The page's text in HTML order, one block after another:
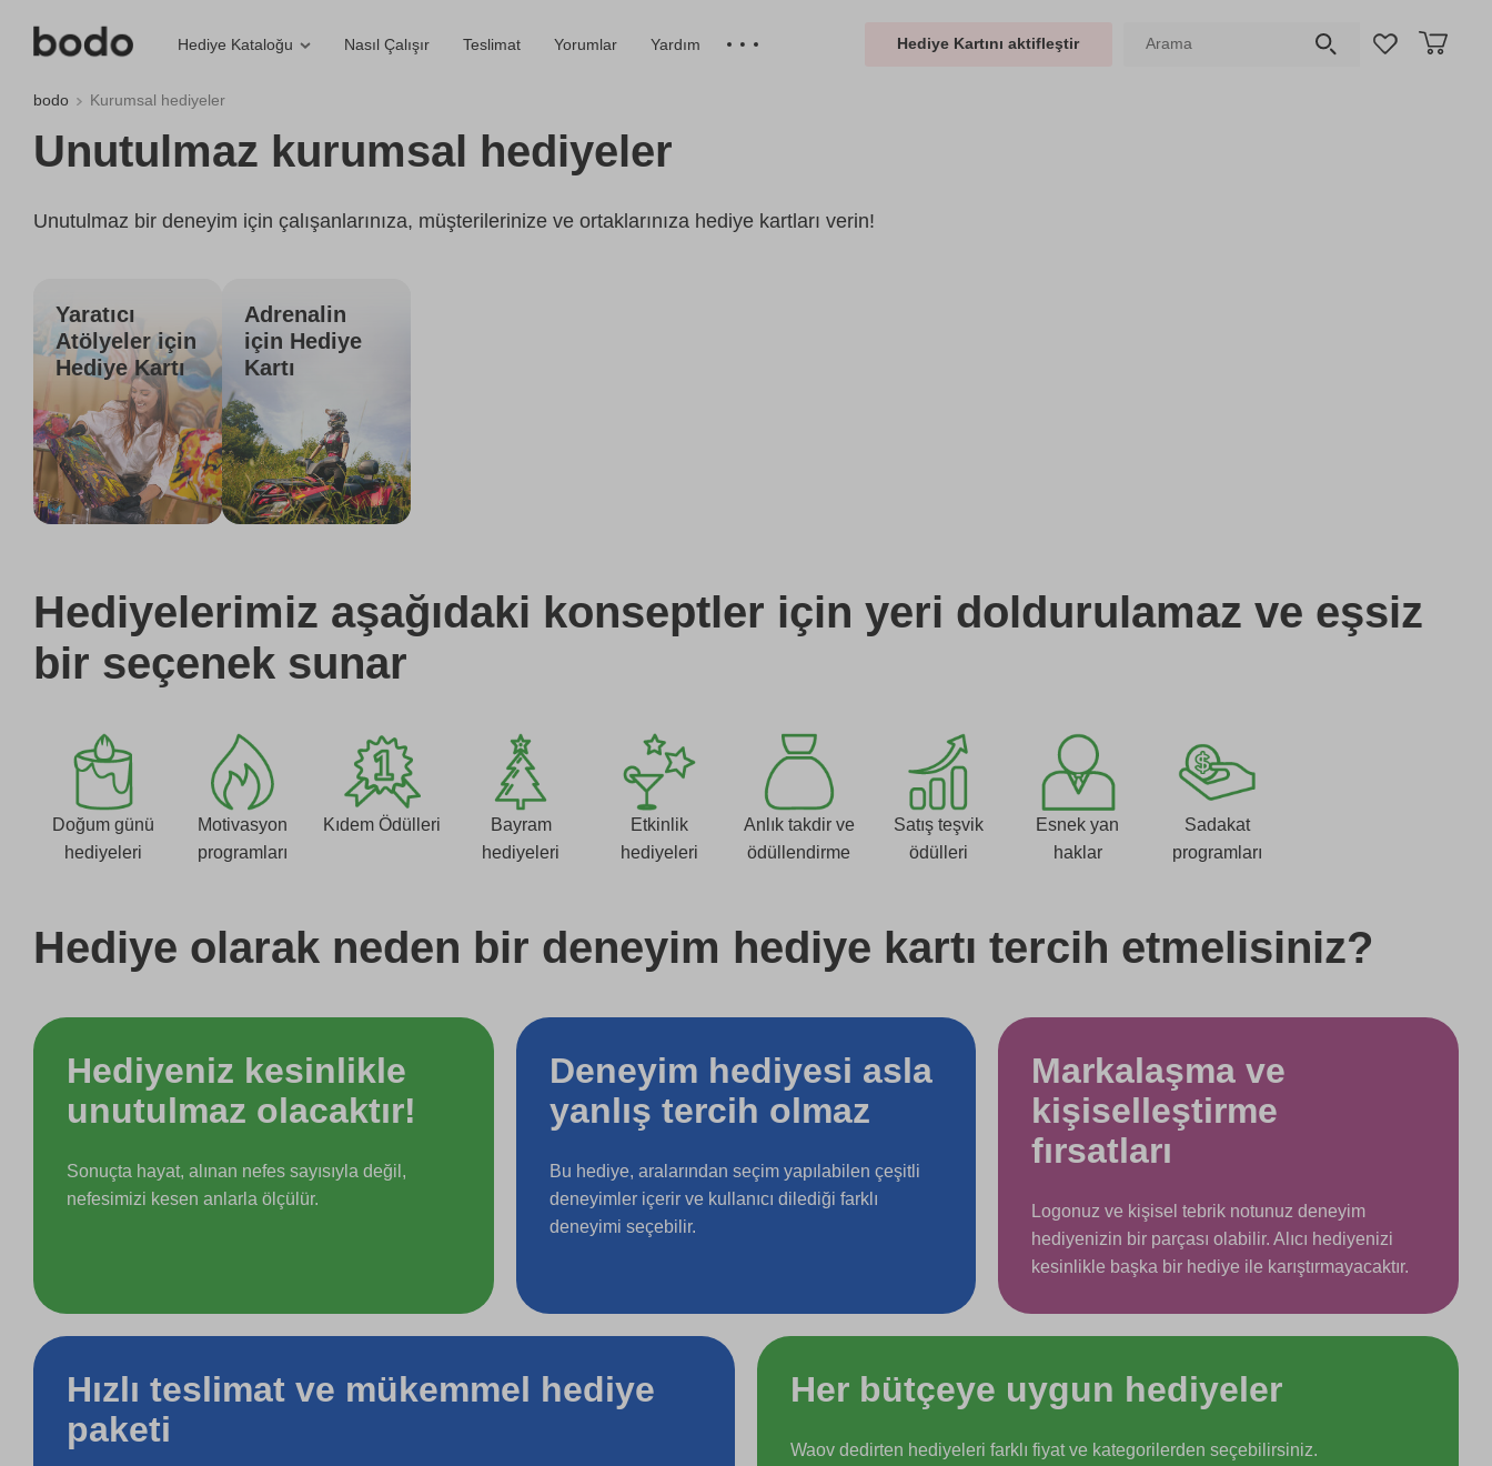
Hediye Kataloğu Nasıl Çalışır Teslimat Yorumlar Yardım Hediye Kartını aktifleştir
bodo Kurumsal hediyeler
Unutulmaz kurumsal hediyeler
Unutulmaz bir deneyim için çalışanlarınıza, müşterilerinize ve ortaklarınıza hediye kartları verin!
Yaratıcı
Atölyeler için
Hediye Kartı
Adrenalin
için Hediye
Kartı
Hediyelerimiz aşağıdaki konseptler için yeri doldurulamaz ve eşsiz
bir seçenek sunar
Doğum günü
hediyeleri
Motivasyon
programları
Kıdem Ödülleri
Bayram
hediyeleri
Etkinlik
hediyeleri
Anlık takdir ve
ödüllendirme
Satış teşvik
ödülleri
Esnek yan
haklar
Sadakat
programları
Hediye olarak neden bir deneyim hediye kartı tercih etmelisiniz?
Hediyeniz kesinlikle
unutulmaz olacaktır!
Sonuçta hayat, alınan nefes sayısıyla değil,
nefesimizi kesen anlarla ölçülür.
Deneyim hediyesi asla
yanlış tercih olmaz
Bu hediye, aralarından seçim yapılabilen çeşitli
deneyimler içerir ve kullanıcı dilediği farklı
deneyimi seçebilir.
Markalaşma ve
kişiselleştirme
fırsatları
Logonuz ve kişisel tebrik notunuz deneyim
hediyenizin bir parçası olabilir. Alıcı hediyenizi
kesinlikle başka bir hediye ile karıştırmayacaktır.
Hızlı teslimat ve mükemmel hediye
paketi
Her bütçeye uygun hediyeler
Waov dedirten hediyeleri farklı fiyat ve kategorilerden seçebilirsiniz.